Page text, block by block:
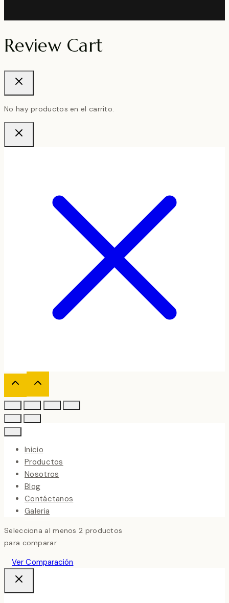
Review Cart
No hay productos en el carrito.
Inicio
Productos
Nosotros
Blog
Contáctanos
Galeria
Selecciona al menos 2 productos
para comparar
Ver Comparación